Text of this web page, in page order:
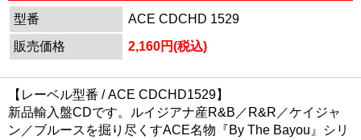
型番
ACE CDCHD 1529
販売価格
2,160円(税込)
【レーベル型番 / ACE CDCHD1529】
新品輸入盤CDです。ルイジアナ産R&B／R&R／ケイジャ
ン／ブルースを掘り尽くすACE名物『By The Bayou』シリ